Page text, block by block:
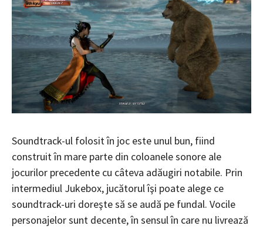
Soundtrack-ul folosit în joc este unul bun, fiind
construit în mare parte din coloanele sonore ale
jocurilor precedente cu câteva adăugiri notabile. Prin
intermediul Jukebox, jucătorul îşi poate alege ce
soundtrack-uri doreşte să se audă pe fundal. Vocile
personajelor sunt decente, în sensul în care nu livrează